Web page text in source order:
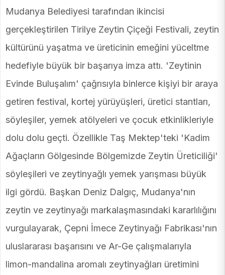
Mudanya Belediyesi tarafından ikincisi
gerçekleştirilen Tirilye Zeytin Çiçeği Festivali, zeytin
kültürünü yaşatma ve üreticinin emeğini yüceltme
hedefiyle büyük bir başarıya imza attı. 'Zeytinin
Evinde Buluşalım' çağrısıyla binlerce kişiyi bir araya
getiren festival, kortej yürüyüşleri, üretici stantları,
söyleşiler, yemek atölyeleri ve çocuk etkinlikleriyle
dolu dolu geçti. Özellikle Taş Mektep'teki 'Kadim
Ağaçların Gölgesinde Bölgemizde Zeytin Üreticiliği'
söyleşileri ve zeytinyağlı yemek yarışması büyük
ilgi gördü. Başkan Deniz Dalgıç, Mudanya'nın
zeytin ve zeytinyağı markalaşmasındaki kararlılığını
vurgulayarak, Çepni İmece Zeytinyağı Fabrikası'nın
uluslararası başarısını ve Ar-Ge çalışmalarıyla
limon-mandalina aromalı zeytinyağları üretimini